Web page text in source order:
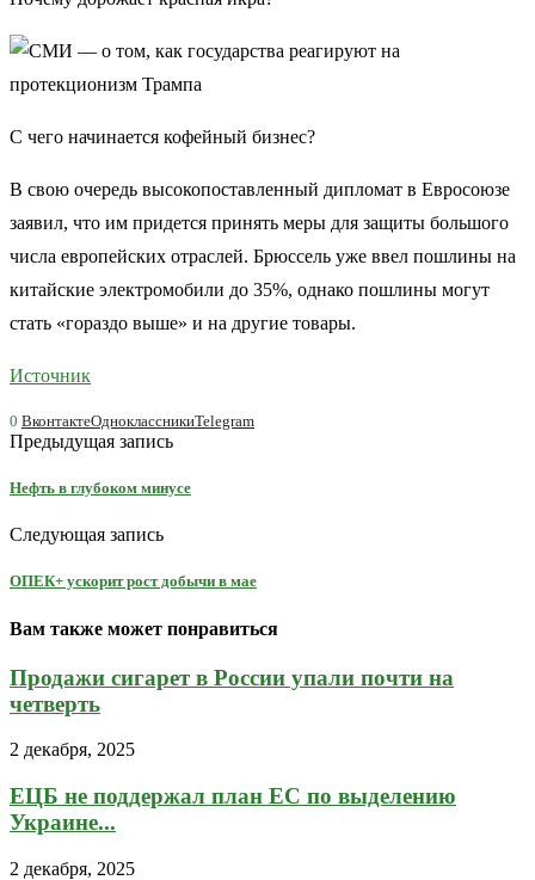
С чего начинается кофейный бизнес?
В свою очередь высокопоставленный дипломат в Евросоюзе
заявил, что им придется принять меры для защиты большого
числа европейских отраслей. Брюссель уже ввел пошлины на
китайские электромобили до 35%, однако пошлины могут
стать «гораздо выше» и на другие товары.
Источник
0 ВконтактеОдноклассникиTelegram
Предыдущая запись
Нефть в глубоком минусе
Следующая запись
ОПЕК+ ускорит рост добычи в мае
Вам также может понравиться
Продажи сигарет в России упали почти на
четверть
2 декабря, 2025
ЕЦБ не поддержал план ЕС по выделению
Украине...
2 декабря, 2025